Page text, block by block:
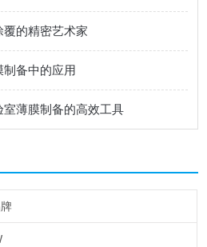
的精密艺术家
备中的应用
薄膜制备的高效工具